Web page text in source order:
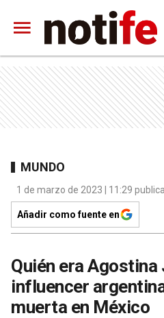
MUNDO
1 de marzo de 2023 | 11:29
Añadir como fuente en
Quién era
influencer
muerta en México